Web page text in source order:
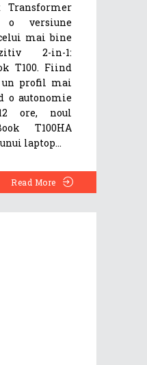
Transformer
o versiune
mai bine
2-in-1:
T100. Fiind
un profil mai
o autonomie
ore, noul
T100HA
laptop
Read More